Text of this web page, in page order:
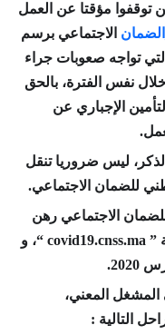
الذين توقفوا مؤقتا عن العمل
الاجتماعي برسم
التي تواجه صعوبات جراء
نفس الفترة، بالحق
الإجباري عن
ليس ضروريا تنقل
للضمان الاجتماعي.
الاجتماعي رهن
إشارة المشغلين المعنيين بوابة إلكترونية ” covid19.cnss.ma “، و
المشغل المعني،
التالية :